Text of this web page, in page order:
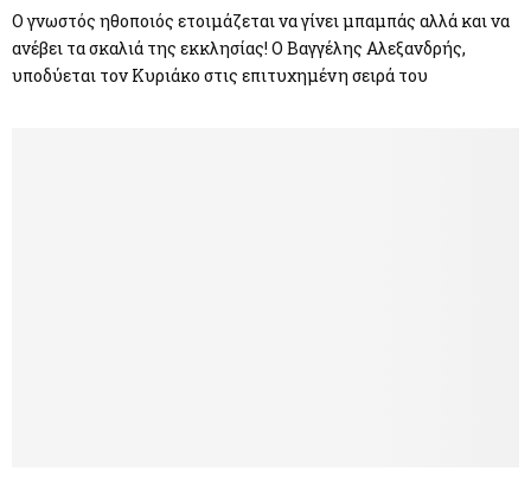
Ο γνωστός ηθοποιός ετοιμάζεται να γίνει μπαμπάς αλλά και να
ανέβει τα σκαλιά της εκκλησίας! Ο Βαγγέλης Αλεξανδρής,
υποδύεται τον Κυριάκο στις επιτυχημένη σειρά του